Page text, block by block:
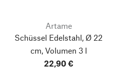
Artame
Schüssel Edelstahl, Ø 22
cm, Volumen 3 l
22,90 €